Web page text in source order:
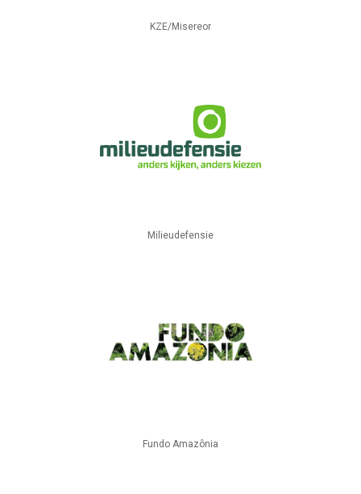
KZE/Misereor
Milieudefensie
Fundo Amazônia